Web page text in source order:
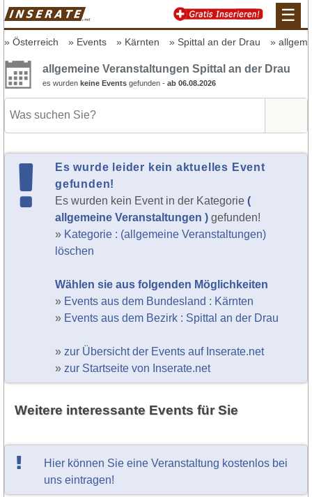
☰
Österreich Events Kärnten Spittal an der Drau
allgemeine Veranstaltungen Spittal an der Drau
es wurden keine Events gefunden - ab 06.08.2026
Es wurde leider kein aktuelles Event
gefunden!
Es wurden kein Event in der Kategorie (
allgemeine Veranstaltungen ) gefunden!
» Kategorie : (allgemeine Veranstaltungen)
löschen
Wählen sie aus folgenden Möglichkeiten
» Events aus dem Bundesland : Kärnten
» Events aus dem Bezirk : Spittal an der Drau
» zur Übersicht der Events auf Inserate.net
» zur Startseite von Inserate.net
Weitere interessante Events für Sie
Hier können Sie eine Veranstaltung kostenlos bei
uns eintragen!